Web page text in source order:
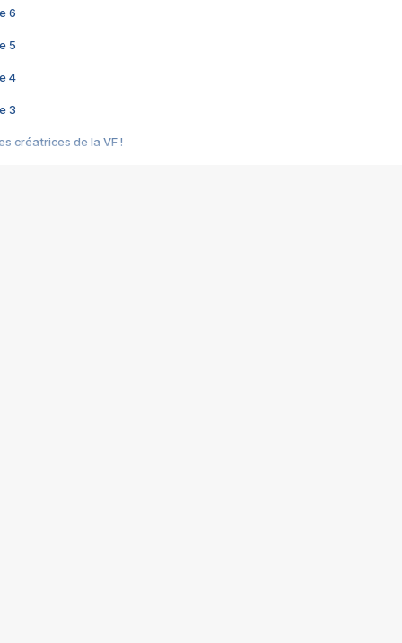
6
5
4
3
créatrices de la VF !